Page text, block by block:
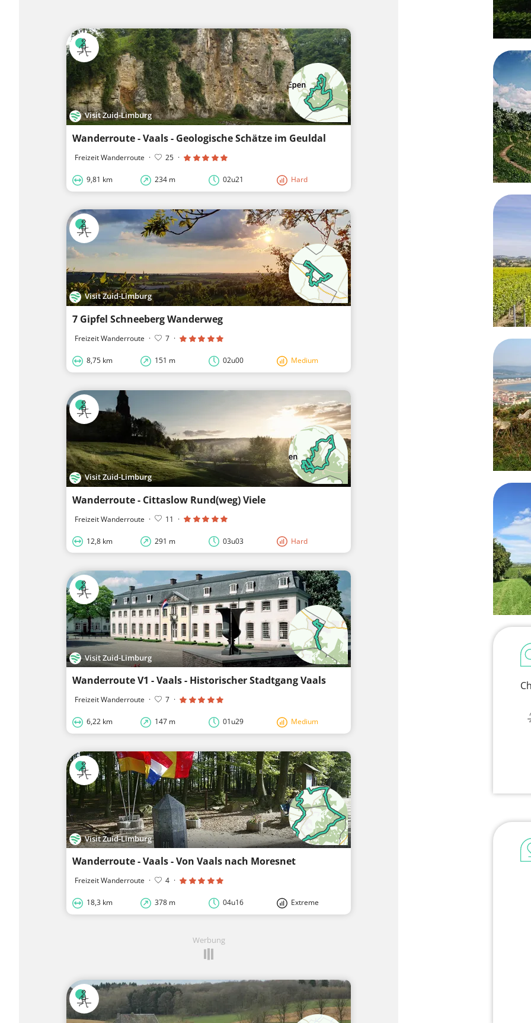
Visit Zuid-Limburg
Wanderroute - Vaals - Geologische Schätze im Geuldal
Freizeit Wanderroute · 25 ·
9,81 km 234 m 02u21 Hard
Visit Zuid-Limburg
7 Gipfel Schneeberg Wanderweg
Freizeit Wanderroute · 7 ·
8,75 km 151 m 02u00 Medium
Visit Zuid-Limburg
Wanderroute - Cittaslow Rund(weg) Viele
Freizeit Wanderroute · 11 ·
12,8 km 291 m 03u03 Hard
Visit Zuid-Limburg
Wanderroute V1 - Vaals - Historischer Stadtgang Vaals
Freizeit Wanderroute · 7 ·
6,22 km 147 m 01u29 Medium
Visit Zuid-Limburg
Wanderroute - Vaals - Von Vaals nach Moresnet
Freizeit Wanderroute · 4 ·
18,3 km 378 m 04u16 Extreme
Werbung